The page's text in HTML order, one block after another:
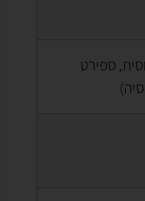
ספירט